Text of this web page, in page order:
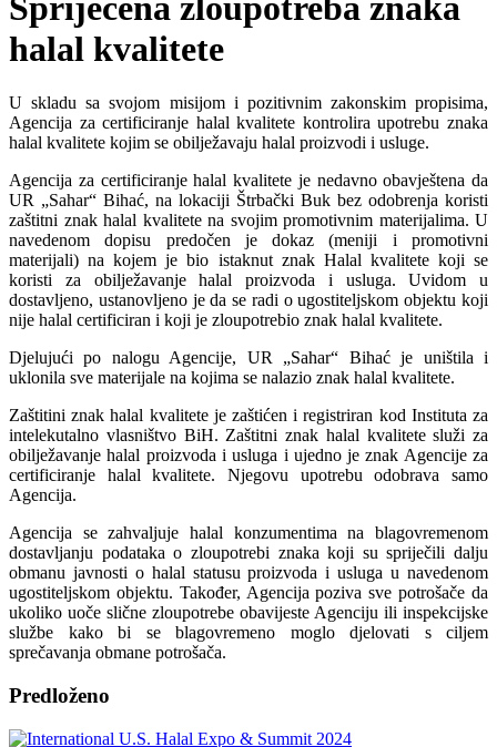
halal kvalitete
U skladu sa svojom misijom i pozitivnim zakonskim propisima,
Agencija za certificiranje halal kvalitete kontrolira upotrebu znaka
halal kvalitete kojim se obilježavaju halal proizvodi i usluge.
Agencija za certificiranje halal kvalitete je nedavno obavještena da
UR „Sahar“ Bihać, na lokaciji Štrbački Buk bez odobrenja koristi
zaštitni znak halal kvalitete na svojim promotivnim materijalima. U
navedenom dopisu predočen je dokaz (meniji i promotivni
materijali) na kojem je bio istaknut znak Halal kvalitete koji se
koristi za obilježavanje halal proizvoda i usluga. Uvidom u
dostavljeno, ustanovljeno je da se radi o ugostiteljskom objektu koji
nije halal certificiran i koji je zloupotrebio znak halal kvalitete.
Djelujući po nalogu Agencije, UR „Sahar“ Bihać je uništila i
uklonila sve materijale na kojima se nalazio znak halal kvalitete.
Zaštitini znak halal kvalitete je zaštićen i registriran kod Instituta za
intelekutalno vlasništvo BiH. Zaštitni znak halal kvalitete služi za
obilježavanje halal proizvoda i usluga i ujedno je znak Agencije za
certificiranje halal kvalitete. Njegovu upotrebu odobrava samo
Agencija.
Agencija se zahvaljuje halal konzumentima na blagovremenom
dostavljanju podataka o zloupotrebi znaka koji su spriječili dalju
obmanu javnosti o halal statusu proizvoda i usluga u navedenom
ugostiteljskom objektu. Također, Agencija poziva sve potrošače da
ukoliko uoče slične zloupotrebe obavijeste Agenciju ili inspekcijske
službe kako bi se blagovremeno moglo djelovati s ciljem
sprečavanja obmane potrošača.
Predloženo